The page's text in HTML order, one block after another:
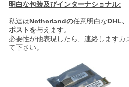
図
プ
明白な包装及びインターナショナル:
私達はNetherlandの任意明白なDHL
ポストを与えます。
必要性が他表現したら、連絡しますカ
て下さい。